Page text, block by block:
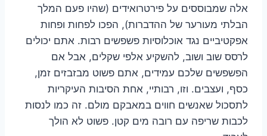
אלה שמבוססים על פירטרואידים (שהיו פעם המלך
הבלתי מעורער של ההדברות), הפכו לפחות ופחות
אפקטיביים נגד אוכלוסיות פשפשים רבות. אתם יכולים
לרסס שוב ושוב, להשקיע אלפי שקלים, אבל אם
הפשפשים שלכם עמידים, אתם פשוט מבזבזים זמן,
כסף, ועצבים. וזו, רבותיי, אחת הסיבות העיקריות
לתסכול שאנשים חווים במאבקם מולם. זה כמו לנסות
לכבות שריפה עם רובה מים קטן. פשוט לא הולך